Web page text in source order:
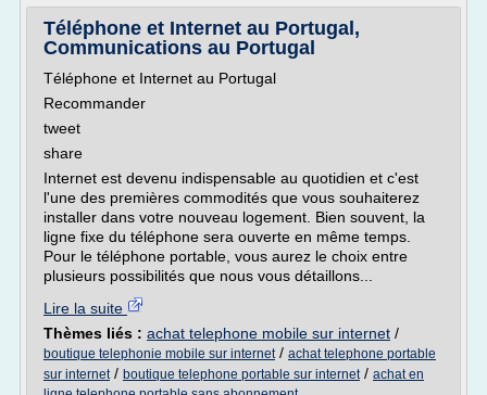
Téléphone et Internet au Portugal,
Communications au Portugal
Téléphone et Internet au Portugal
Recommander
tweet
share
Internet est devenu indispensable au quotidien et c'est
l'une des premières commodités que vous souhaiterez
installer dans votre nouveau logement. Bien souvent, la
ligne fixe du téléphone sera ouverte en même temps.
Pour le téléphone portable, vous aurez le choix entre
plusieurs possibilités que nous vous détaillons...
Lire la suite
Thèmes liés : achat telephone mobile sur internet /
boutique telephonie mobile sur internet/ achat telephone portable
sur internet/ boutique telephone portable sur internet/ achat en